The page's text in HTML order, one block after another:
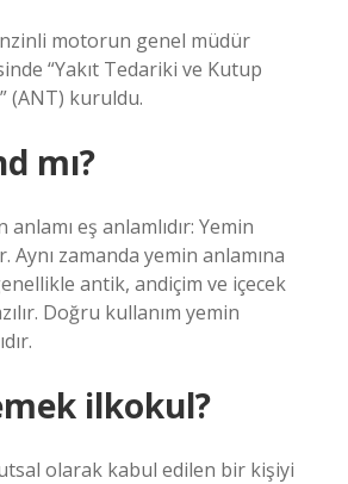
motorun genel müdür
“Yakıt Tedariki ve Kutup
(ANT) kuruldu.
mı?
eş anlamlıdır: Yemin
Aynı zamanda yemin anlamına
antik, andiçim ve içecek
Doğru kullanım yemin
ilkokul?
olarak kabul edilen bir kişiyi